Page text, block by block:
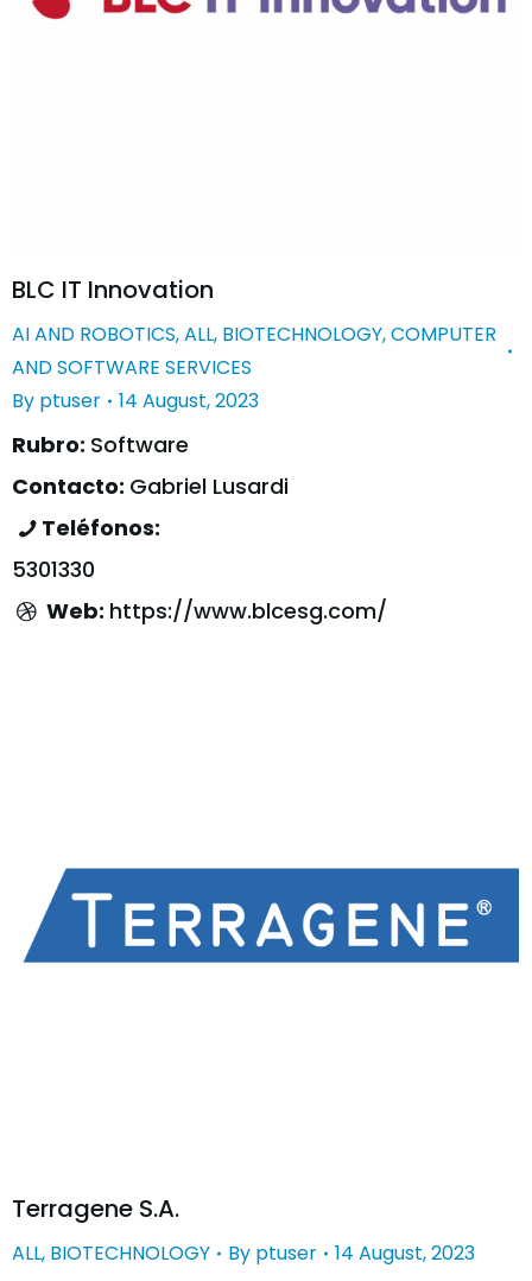
BLC IT Innovation
AI AND ROBOTICS,ALL, BIOTECHNOLOGY,COMPUTER
AND SOFTWARE SERVICES
By ptuser 14 August, 2023
Rubro: Software
Contacto: Gabriel Lusardi
Teléfonos:
5301330
Web: https://www.blcesg.com/
Terragene S.A.
ALL, BIOTECHNOLOGY By ptuser 14 August, 2023